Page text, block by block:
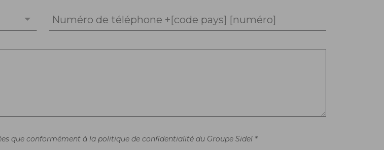
Numéro de téléphone +[code pays] [numéro]
que conformément à la politique de confidentialité du Groupe Sidel *